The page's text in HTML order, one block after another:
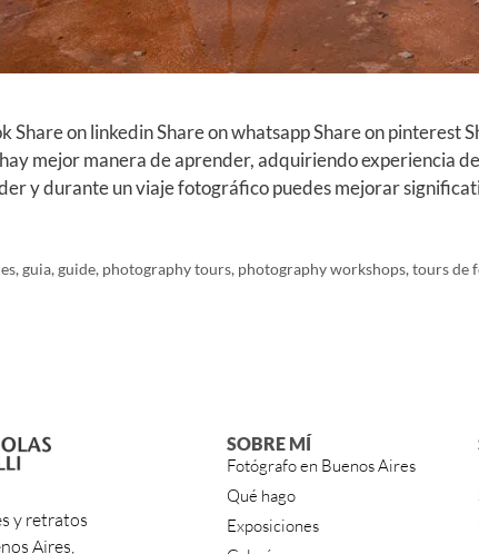
Share on linkedin Share on whatsapp Share on pinterest
mejor manera de aprender, adquiriendo experiencia
y durante un viaje fotográfico puedes mejorar
,guia,guide, photography tours, photography workshops,tours de
y retratos
Aires,
SOBRE MÍ
Fotógrafo en Buenos Aires
Qué hago
Exposiciones